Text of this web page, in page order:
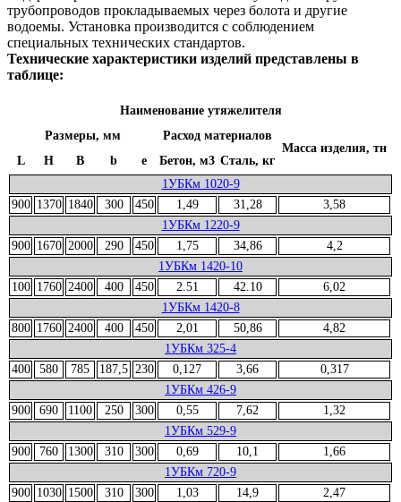
трубопроводов прокладываемых через болота и другие
водоемы. Установка производится с соблюдением
специальных технических стандартов.
Технические характеристики изделий представлены в
таблице:
Наименование утяжелителя
Размеры, мм
Расход материалов
Масса изделия, тн
L
H B b e Бетон, м3 Сталь, кг
1УБКм 1020-9
900 1370 1840 300 450 1,49 31,28
3,58
1УБКм 1220-9
900 1670 2000 290 450 1,75 34,86
4,2
1УБКм 1420-10
100 1760 2400 400 450 2.51 42.10
6,02
1УБКм 1420-8
800 1760 2400 400 450 2,01 50,86
4,82
1УБКм 325-4
400
580 785 187,5 230 0,127 3,66
0,317
1УБКм 426-9
900
690 1100 250 300 0,55 7,62
1,32
1УБКм 529-9
900
760 1300 310 300 0,69 10,1
1,66
1УБКм 720-9
900 1030 1500 310 300 1,03 14,9 2,47